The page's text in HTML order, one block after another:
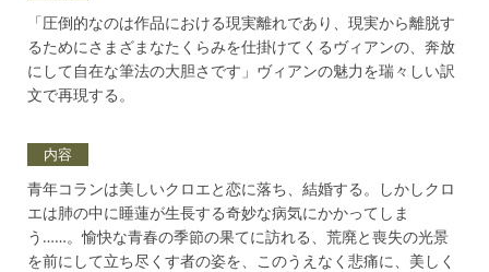
「圧倒的なのは作品における現実離れであり、現実から離脱す
るためにさまざまなたくらみを仕掛けてくるヴィアンの、奔放
にして自在な筆法の大胆さです」ヴィアンの魅力を瑞々しい訳
文で再現する。
内容
青年コランは美しいクロエと恋に落ち、結婚する。しかしクロ
エは肺の中に睡蓮が生長する奇妙な病気にかかってしま
う……。愉快な青春の季節の果てに訪れる、荒廃と喪失の光景
を前にして立ち尽くす者の姿を、このうえなく悲痛に、美しく